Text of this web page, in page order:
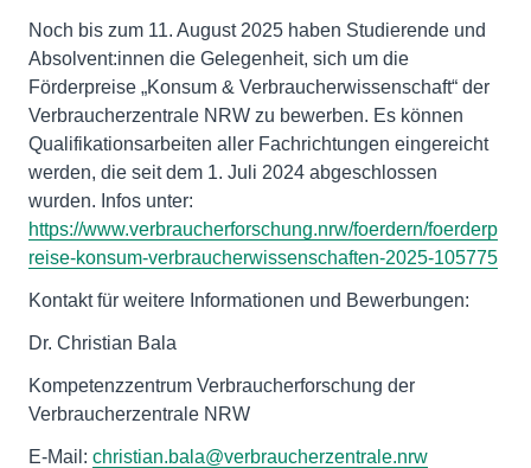
Noch bis zum 11. August 2025 haben Studierende und
Absolvent:innen die Gelegenheit, sich um die
Förderpreise „Konsum & Verbraucherwissenschaft“ der
Verbraucherzentrale NRW zu bewerben. Es können
Qualifikationsarbeiten aller Fachrichtungen eingereicht
werden, die seit dem 1. Juli 2024 abgeschlossen
wurden. Infos unter:
https://www.verbraucherforschung.nrw/foerdern/foerderp
reise-konsum-verbraucherwissenschaften-2025-105775
Kontakt für weitere Informationen und Bewerbungen:
Dr. Christian Bala
Kompetenzzentrum Verbraucherforschung der
Verbraucherzentrale NRW
E-Mail: christian.bala@verbraucherzentrale.nrw